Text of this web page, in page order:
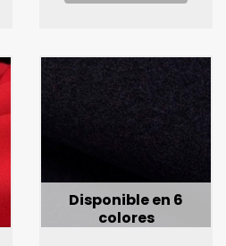
Disponible en 6
colores